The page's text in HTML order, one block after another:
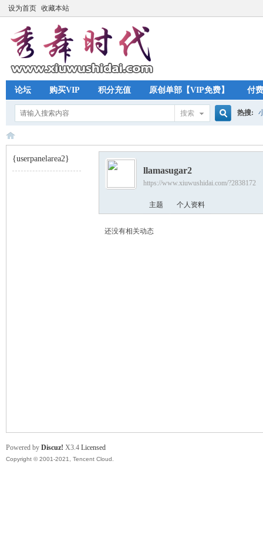
设为首页 收藏本站
论坛 购买VIP 积分充值 原创单部【VIP免费】 付
搜索
索
热搜:
{userpanelarea2}
llamasugar2
https://www.xiuwushidai.com/?2838172
主题 个人资料
还没有相关动态
Powered by Discuz! X3.4 Licensed
Copyright © 2001-2021, Tencent Cloud.